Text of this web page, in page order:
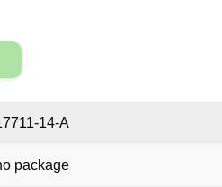
14-A
package